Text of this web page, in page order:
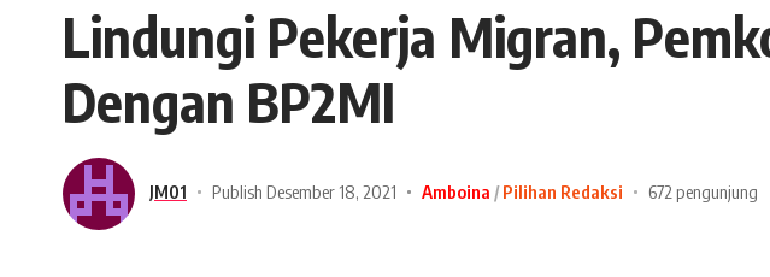
Lindungi Pekerja Migran,
Dengan BP2MI
JM01 Publish Desember 18, 2021 Amboina Pilihan Redaksi 672 pengunjung